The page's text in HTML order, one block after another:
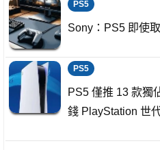
PS5
Sony：PS5 即使
PS5
PS5 僅推 13 款
錢 PlayStation 世